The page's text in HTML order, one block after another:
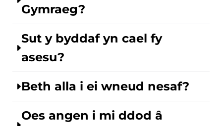
Gymraeg?
Sut y byddaf yn cael fy
asesu?
Beth alla i ei wneud nesaf?
Oes angen i mi ddod â